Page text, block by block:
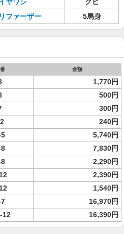
ファーザー 5馬身
金額
1,770円
500円
300円
240円
5,740円
7,830円
2,290円
2,390円
1,540円
16,970円
12 16,390円